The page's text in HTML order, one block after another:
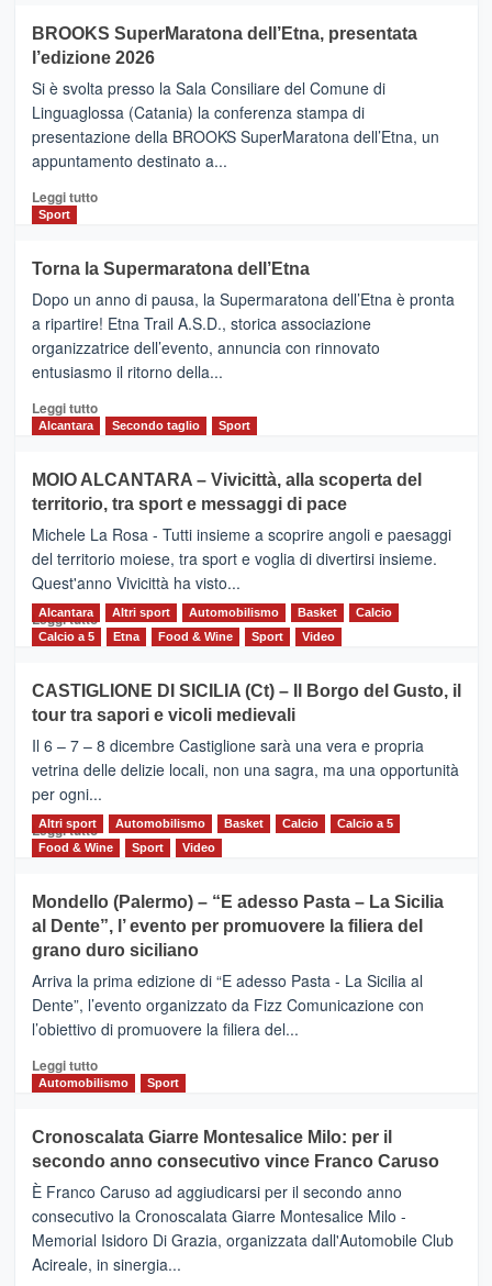
con
la
Al
via
i
collegamenti
BROOKS SuperMaratona dell’Etna, presentata
l’edizione 2026
Si è svolta presso la Sala Consiliare del Comune di
Linguaglossa (Catania) la conferenza stampa di
presentazione della BROOKS SuperMaratona dell’Etna, un
appuntamento destinato a...
Leggi tuttoLeggi
BROOKS
SuperMaratona
dell’Etna,
presentata
l’edizione
2026
Sport
Torna la Supermaratona dell’Etna
Dopo un anno di pausa, la Supermaratona dell’Etna è pronta
a ripartire! Etna Trail A.S.D., storica associazione
organizzatrice dell’evento, annuncia con rinnovato
entusiasmo il ritorno della...
Leggi tuttoLeggi
Torna
la
Supermaratona
dell’Etna
Alcantara Secondo taglio Sport
MOIO ALCANTARA – Vivicittà, alla scoperta del
territorio, tra sport e messaggi di pace
Michele La Rosa - Tutti insieme a scoprire angoli e paesaggi
del territorio moiese, tra sport e voglia di divertirsi insieme.
Quest'anno Vivicittà ha visto...
Leggi tutto Leggi
MOIO
ALCANTARA
–
Vivicittà,
alla
scoperta
del
territorio,
e
messaggi
di
Alcantara Altri sport Automobilismo Basket
Calcio
Calcio a 5
Etna Food & Wine Sport Video
CASTIGLIONE DI SICILIA (Ct) – Il Borgo del Gusto, il
tour tra sapori e vicoli medievali
Il 6 – 7 – 8 dicembre Castiglione sarà una vera e propria
vetrina delle delizie locali, non una sagra, ma una opportunità
per ogni...
Leggi tuttoLeggi
di
CASTIGLIONE
DI
SICILIA
(Ct)
–
Il
Borgo
Gusto,
il
tra
sapori
vicoli
medievali
Altri sport Automobilismo Basket Calcio
Calcio a 5
Food & Wine
Sport Video
Mondello (Palermo) – “E adesso Pasta – La Sicilia
al Dente”, l’ evento per promuovere la filiera del
grano duro siciliano
Arriva la prima edizione di “E adesso Pasta - La Sicilia al
Dente”, l’evento organizzato da Fizz Comunicazione con
l’obiettivo di promuovere la filiera del...
Leggi tuttoLeggi
di
Mondello
(Palermo)
–
“E
adesso
Pasta
–
Automobilismo Sport
Cronoscalata Giarre Montesalice Milo: per il
secondo anno consecutivo vince Franco Caruso
È Franco Caruso ad aggiudicarsi per il secondo anno
consecutivo la Cronoscalata Giarre Montesalice Milo -
Memorial Isidoro Di Grazia, organizzata dall'Automobile Club
Acireale, in sinergia...